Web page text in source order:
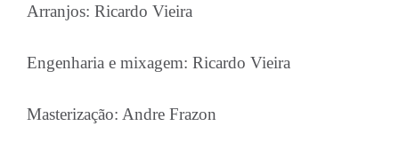
Arranjos: Ricardo Vieira
Engenharia e mixagem: Ricardo Vieira
Masterização: Andre Frazon